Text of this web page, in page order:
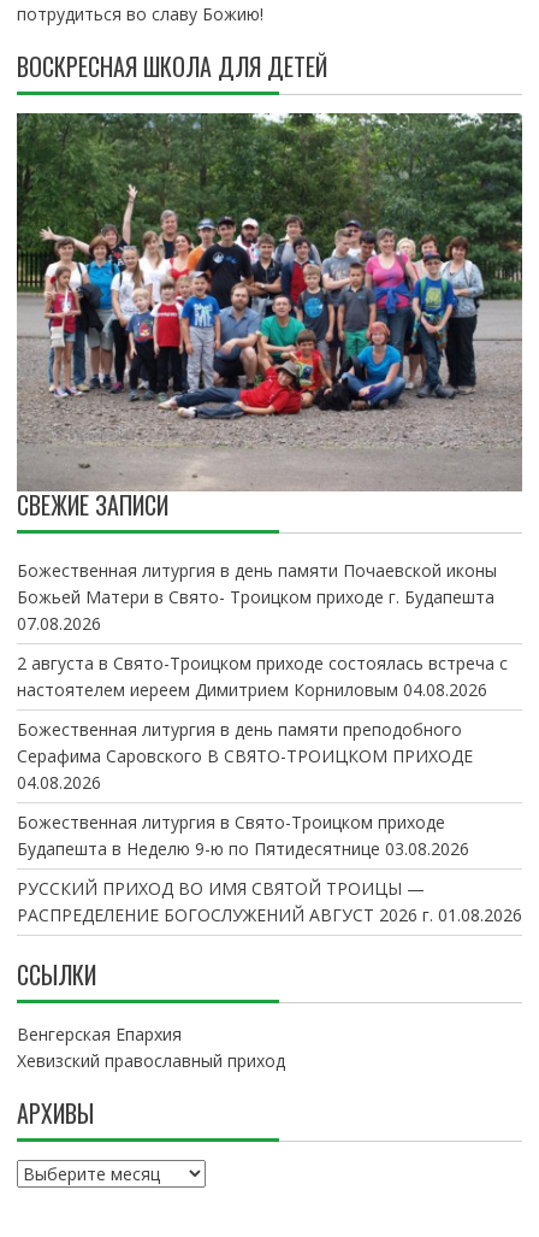
потрудиться во славу Божию!
ВОСКРЕСНАЯ ШКОЛА ДЛЯ ДЕТЕЙ
СВЕЖИЕ ЗАПИСИ
Божественная литургия в день памяти Почаевской иконы
Божьей Матери в Свято- Троицком приходе г. Будапешта
07.08.2026
2 августа в Свято-Троицком приходе состоялась встреча с
настоятелем иереем Димитрием Корниловым 04.08.2026
Божественная литургия в день памяти преподобного
Серафима Саровского В СВЯТО-ТРОИЦКОМ ПРИХОДЕ
04.08.2026
Божественная литургия в Свято-Троицком приходе
Будапешта в Неделю 9-ю по Пятидесятнице 03.08.2026
РУССКИЙ ПРИХОД ВО ИМЯ СВЯТОЙ ТРОИЦЫ —
РАСПРЕДЕЛЕНИЕ БОГОСЛУЖЕНИЙ АВГУСТ 2026 г. 01.08.2026
ССЫЛКИ
Венгерская Епархия
Хевизский православный приход
АРХИВЫ
А